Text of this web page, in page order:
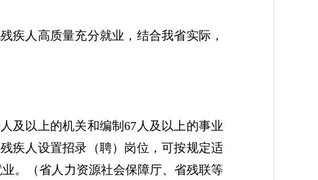
疾人高质量充分就业，结合我省实际，
及以上的机关和编制67人及以上的事业
疾人设置招录（聘）岗位，可按规定适
。
（省人力资源社会保障厅、省残联等